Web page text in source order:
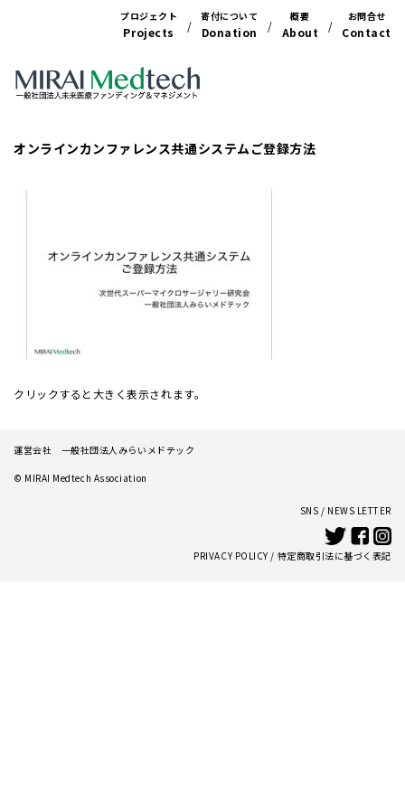
プロジェクト
Projects
寄付について
Donation
概要
About
お問合せ
Contact
オンラインカンファレンス共通システムご登録方法
クリックすると大きく表示されます。
運営会社 一般社団法人みらいメドテック
© MIRAI Medtech Association
SNS / NEWS LETTER
PRIVACY POLICY / 特定商取引法に基づく表記